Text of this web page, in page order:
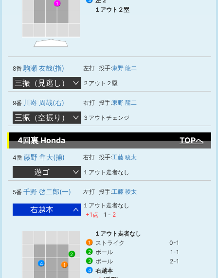
1
１アウト２塁
8番駒瀬 友哉(指) 左打 投手:東野 龍二
三振（見逃し） ２アウト２塁
9番 川㟢 周哉(右) 右打 投手:東野 龍二
三振（空振り） ３アウトチェンジ
4回裏 Honda TOPへ
4番 藤野 隼大(捕) 右打 投手:工藤 稜太
遊ゴ １アウト走者なし
5番 千野 啓二郎(一) 左打 投手:工藤 稜太
右越本
１アウト走者なし
+1点
1 - 2
1
2
4
１アウト走者なし
1 ストライク 0-1
2 ボール 1-1
3 ボール 2-1
4
右越本